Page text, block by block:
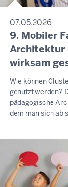
07.05.2026
9. Mobiler
Architektur
wirksam
Wie können
genutzt werden?
pädagogische
dem man sich ab